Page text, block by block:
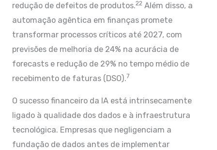
redução de defeitos de produtos.22 Além disso, a
automação agêntica em finanças promete
transformar processos críticos até 2027, com
previsões de melhoria de 24% na acurácia de
forecasts e redução de 29% no tempo médio de
recebimento de faturas (DSO).7
O sucesso financeiro da IA está intrinsecamente
ligado à qualidade dos dados e à infraestrutura
tecnológica. Empresas que negligenciam a
fundação de dados antes de implementar